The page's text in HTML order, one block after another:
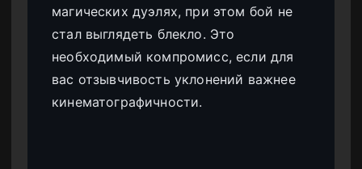
магических дуэлях, при этом бой не
стал выглядеть блекло. Это
необходимый компромисс, если для
вас отзывчивость уклонений важнее
кинематографичности.